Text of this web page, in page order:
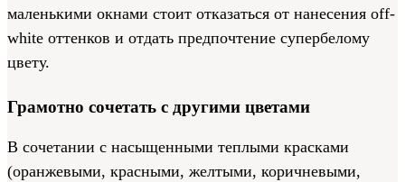
маленькими окнами стоит отказаться от нанесения off-
white оттенков и отдать предпочтение супербелому
цвету.
Грамотно сочетать с другими цветами
В сочетании с насыщенными теплыми красками
(оранжевыми, красными, желтыми, коричневыми,